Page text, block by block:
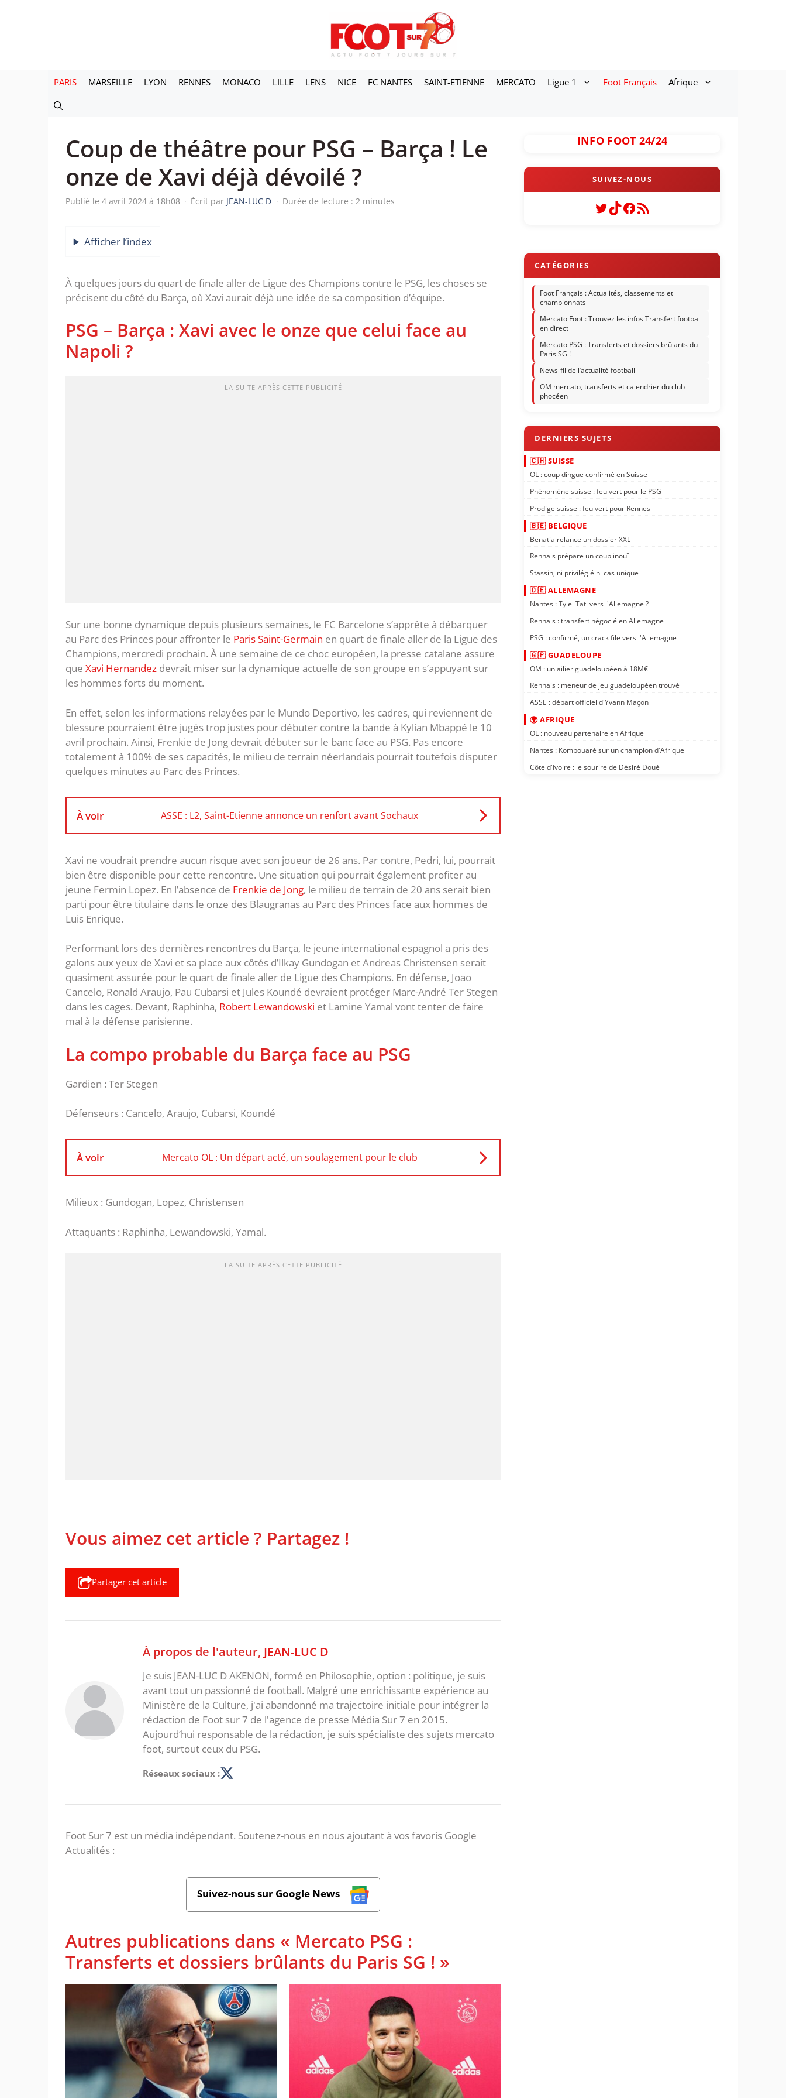
PARIS MARSEILLE LYON RENNES MONACO LILLE LENS NICE FC NANTES SAINT-ETIENNE MERCATO Ligue 1 Foot Français Afrique
Coup de théâtre pour PSG – Barça ! Le
onze de Xavi déjà dévoilé ?
Publié le 4 avril 2024 à 18h08 · Écrit par JEAN-LUC D · Durée de lecture : 2 minutes
Afficher l’index
À quelques jours du quart de finale aller de Ligue des Champions contre le PSG, les choses se
précisent du côté du Barça, où Xavi aurait déjà une idée de sa composition d’équipe.
PSG – Barça : Xavi avec le onze que celui face au
Napoli ?
LA SUITE APRÈS CETTE PUBLICITÉ
Sur une bonne dynamique depuis plusieurs semaines, le FC Barcelone s’apprête à débarquer
au Parc des Princes pour affronter le Paris Saint-Germain en quart de finale aller de la Ligue des
Champions, mercredi prochain. À une semaine de ce choc européen, la presse catalane assure
que Xavi Hernandez devrait miser sur la dynamique actuelle de son groupe en s’appuyant sur
les hommes forts du moment.
En effet, selon les informations relayées par le Mundo Deportivo, les cadres, qui reviennent de
blessure pourraient être jugés trop justes pour débuter contre la bande à Kylian Mbappé le 10
avril prochain. Ainsi, Frenkie de Jong devrait débuter sur le banc face au PSG. Pas encore
totalement à 100% de ses capacités, le milieu de terrain néerlandais pourrait toutefois disputer
quelques minutes au Parc des Princes.
À voir ASSE : L2, Saint-Etienne annonce un renfort avant Sochaux
Xavi ne voudrait prendre aucun risque avec son joueur de 26 ans. Par contre, Pedri, lui, pourrait
bien être disponible pour cette rencontre. Une situation qui pourrait également profiter au
jeune Fermin Lopez. En l’absence de Frenkie de Jong, le milieu de terrain de 20 ans serait bien
parti pour être titulaire dans le onze des Blaugranas au Parc des Princes face aux hommes de
Luis Enrique.
Performant lors des dernières rencontres du Barça, le jeune international espagnol a pris des
galons aux yeux de Xavi et sa place aux côtés d’Ilkay Gundogan et Andreas Christensen serait
quasiment assurée pour le quart de finale aller de Ligue des Champions. En défense, Joao
Cancelo, Ronald Araujo, Pau Cubarsi et Jules Koundé devraient protéger Marc-André Ter Stegen
dans les cages. Devant, Raphinha, Robert Lewandowski et Lamine Yamal vont tenter de faire
mal à la défense parisienne.
La compo probable du Barça face au PSG
Gardien : Ter Stegen
Défenseurs : Cancelo, Araujo, Cubarsi, Koundé
À voir Mercato OL : Un départ acté, un soulagement pour le club
Milieux : Gundogan, Lopez, Christensen
Attaquants : Raphinha, Lewandowski, Yamal.
LA SUITE APRÈS CETTE PUBLICITÉ
Vous aimez cet article ? Partagez !
Partager cet article
À propos de l'auteur, JEAN-LUC D
Je suis JEAN-LUC D AKENON, formé en Philosophie, option : politique, je suis
avant tout un passionné de football. Malgré une enrichissante expérience au
Ministère de la Culture, j'ai abandonné ma trajectoire initiale pour intégrer la
rédaction de Foot sur 7 de l'agence de presse Média Sur 7 en 2015.
Aujourd’hui responsable de la rédaction, je suis spécialiste des sujets mercato
foot, surtout ceux du PSG.
Réseaux sociaux :
Foot Sur 7 est un média indépendant. Soutenez-nous en nous ajoutant à vos favoris Google
Actualités :
Suivez-nous sur Google News
Autres publications dans « Mercato PSG :
Transferts et dossiers brûlants du Paris SG ! »
INFO FOOT 24/24
Twitter
TikTok
Facebook
Flux RSS
Foot Français : Actualités, classements et
championnats
Mercato Foot : Trouvez les infos Transfert football
en direct
Mercato PSG : Transferts et dossiers brûlants du
Paris SG !
News-fil de l’actualité football
OM mercato, transferts et calendrier du club
phocéen
🇨🇭 SUISSE
OL : coup dingue confirmé en Suisse
Phénomène suisse : feu vert pour le PSG
Prodige suisse : feu vert pour Rennes
🇧🇪 BELGIQUE
Benatia relance un dossier XXL
Rennais prépare un coup inouï
Stassin, ni privilégié ni cas unique
🇩🇪 ALLEMAGNE
Nantes : Tylel Tati vers l'Allemagne ?
Rennais : transfert négocié en Allemagne
PSG : confirmé, un crack file vers l'Allemagne
🇬🇵 GUADELOUPE
OM : un ailier guadeloupéen à 18M€
Rennais : meneur de jeu guadeloupéen trouvé
ASSE : départ officiel d'Yvann Maçon
🌍 AFRIQUE
OL : nouveau partenaire en Afrique
Nantes : Kombouaré sur un champion d'Afrique
Côte d'Ivoire : le sourire de Désiré Doué